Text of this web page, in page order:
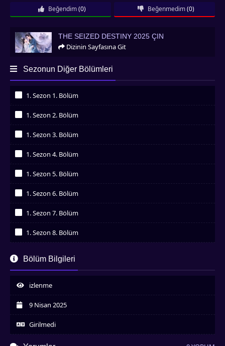
Beğendim (0) Beğenmedim (0)
The Seized Destiny 2025 Çin
THE SEIZED DESTINY 2025 ÇIN
Dizinin Sayfasına Git
Sezonun Diğer Bölümleri
1. Sezon 1. Bölüm
1. Sezon 2. Bölüm
1. Sezon 3. Bölüm
1. Sezon 4. Bölüm
1. Sezon 5. Bölüm
1. Sezon 6. Bölüm
1. Sezon 7. Bölüm
1. Sezon 8. Bölüm
İzledim
İzledim
1. Sezon 10. Bölüm
İzledim
Bölüm Bilgileri
izlenme
9 Nisan 2025
Girilmedi